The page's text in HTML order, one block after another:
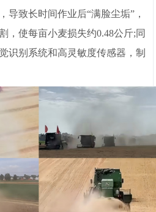
导致长时间作业后“满脸尘垢”，
，使每亩小麦损失约0.48公斤;同
识别系统和高灵敏度传感器，制